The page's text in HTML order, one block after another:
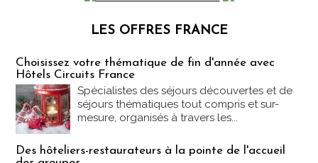
LES OFFRES FRANCE
Choisissez votre thématique de fin d'année avec
Hôtels Circuits France
Spécialistes des séjours découvertes et de
séjours thématiques tout compris et sur-
mesure, organisés à travers les...
Des hôteliers-restaurateurs à la pointe de l'accueil